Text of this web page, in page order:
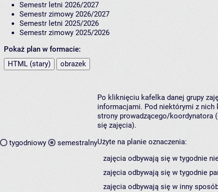
Semestr letni 2026/2027
Semestr zimowy 2026/2027
Semestr letni 2025/2026
Semestr zimowy 2025/2026
Pokaż plan w formacie:
HTML (stary)
obrazek
tygodniowy semestralny
Po kliknięciu kafelka danej grupy
informacjami. Pod niektórymi z nich
strony prowadzącego/koordynatora
się zajęcia).
Użyte na planie oznaczenia:
zajęcia odbywają się w tygodnie
zajęcia odbywają się w tygodnie
zajęcia odbywają się w inny